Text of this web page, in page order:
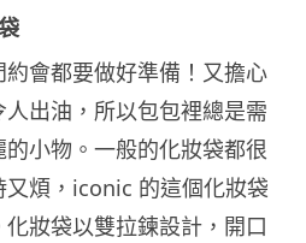
會都要做好準備！又擔心
出油，所以包包裡總是需
小物。一般的化妝袋都很
煩，iconic 的這個化妝袋
妝袋以雙拉鍊設計，開口